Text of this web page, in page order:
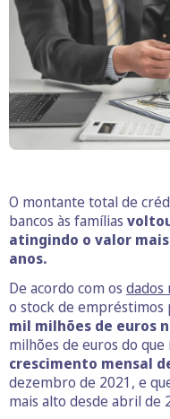
O montante total de
bancos às famílias
atingindo o valor
anos.
De acordo com os dados
o stock de empréstimos
mil milhões de euros
milhões de euros do
crescimento mensal
dezembro de 2021, e
mais alto desde abril de